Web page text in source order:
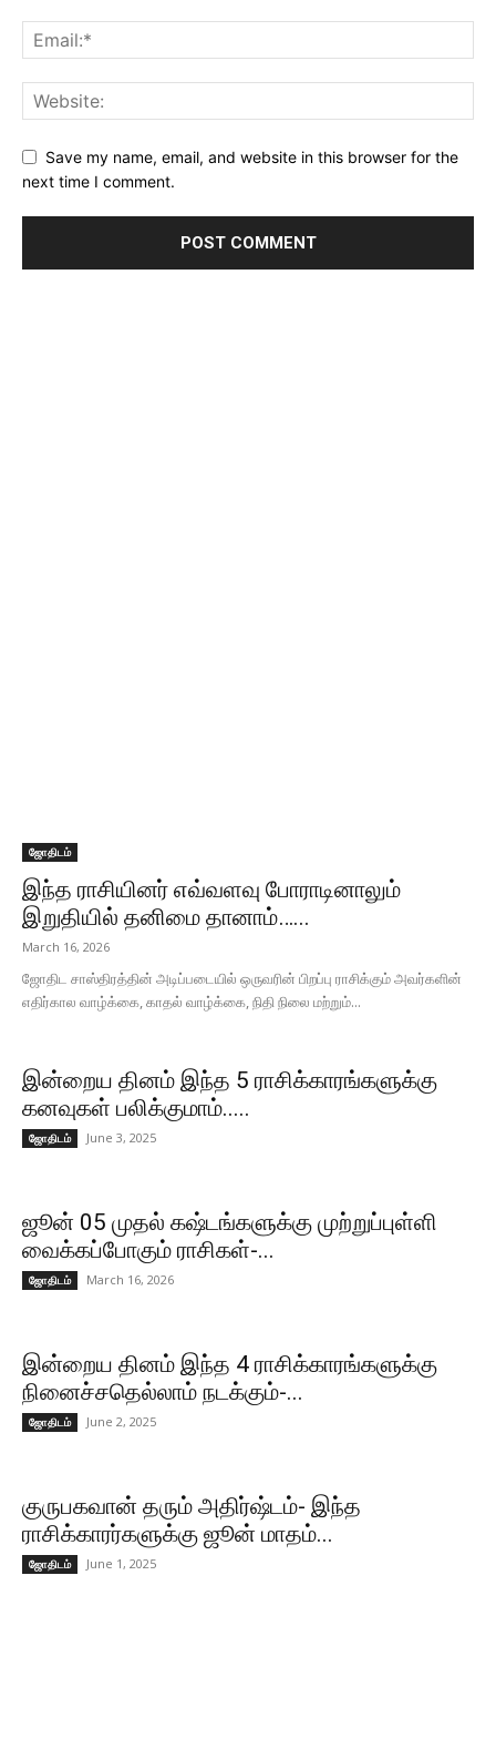
Save my name, email, and website in this browser for the
next time I comment.
ஜோதிடம்
இந்த ராசியினர் எவ்வளவு போராடினாலும்
இறுதியில் தனிமை தானாம்…...
March 16, 2026
ஜோதிட சாஸ்திரத்தின் அடிப்படையில் ஒருவரின் பிறப்பு ராசிக்கும் அவர்களின்
எதிர்கால வாழ்க்கை, காதல் வாழ்க்கை, நிதி நிலை மற்றும்...
இன்றைய தினம் இந்த 5 ராசிக்காரங்களுக்கு
கனவுகள் பலிக்குமாம்.....
ஜோதிடம் June 3, 2025
ஜூன் 05 முதல் கஷ்டங்களுக்கு முற்றுப்புள்ளி
வைக்கப்போகும் ராசிகள்-...
ஜோதிடம் March 16, 2026
இன்றைய தினம் இந்த 4 ராசிக்காரங்களுக்கு
நினைச்சதெல்லாம் நடக்கும்-...
ஜோதிடம் June 2, 2025
குருபகவான் தரும் அதிர்ஷ்டம்- இந்த
ராசிக்காரர்களுக்கு ஜூன் மாதம்...
ஜோதிடம் June 1, 2025